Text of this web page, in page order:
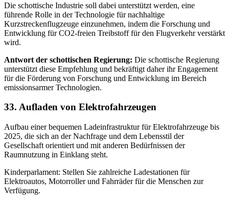
Die schottische Industrie soll dabei unterstützt werden, eine
führende Rolle in der Technologie für nachhaltige
Kurzstreckenflugzeuge einzunehmen, indem die Forschung und
Entwicklung für CO2-freien Treibstoff für den Flugverkehr verstärkt
wird.
Antwort der schottischen Regierung: Die schottische Regierung
unterstützt diese Empfehlung und bekräftigt daher ihr Engagement
für die Förderung von Forschung und Entwicklung im Bereich
emissionsarmer Technologien.
33. Aufladen von Elektrofahrzeugen
Aufbau einer bequemen Ladeinfrastruktur für Elektrofahrzeuge bis
2025, die sich an der Nachfrage und dem Lebensstil der
Gesellschaft orientiert und mit anderen Bedürfnissen der
Raumnutzung in Einklang steht.
Kinderparlament: Stellen Sie zahlreiche Ladestationen für
Elektroautos, Motorroller und Fahrräder für die Menschen zur
Verfügung.